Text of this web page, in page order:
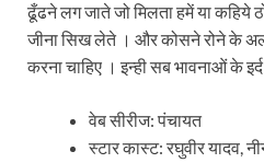
ढूँढने लग जाते जो मिलता हमें या कहिये
जीना सिख लेते । और कोसने रोने के
करना चाहिए । इन्ही सब भावनाओं के इर्द
वेब सीरीज: पंचायत
स्टार कास्ट: रघुवीर यादव,